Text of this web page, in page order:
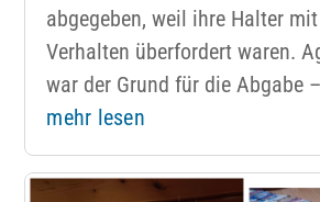
abgegeben, weil ihre Halter
Verhalten überfordert waren.
war der Grund für die Abgabe
mehr lesen